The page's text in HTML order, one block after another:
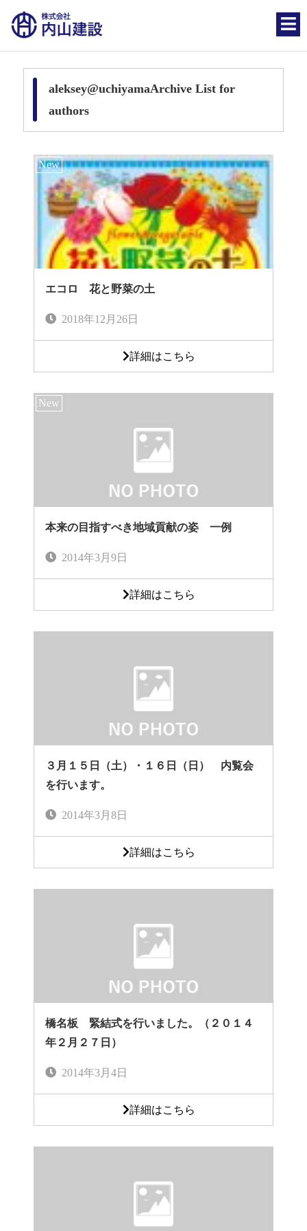
aleksey@uchiyamaArchive List for
authors
エコロ 花と野菜の土
2018年12月26日
詳細はこちら
本来の目指すべき地域貢献の姿 一例
2014年3月9日
詳細はこちら
３月１５日（土）・１６日（日） 内覧会
を行います。
2014年3月8日
詳細はこちら
橋名板 緊結式を行いました。（２０１４
年２月２７日）
2014年3月4日
詳細はこちら